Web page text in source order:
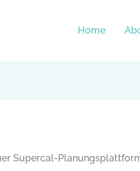
Home
Supercal-